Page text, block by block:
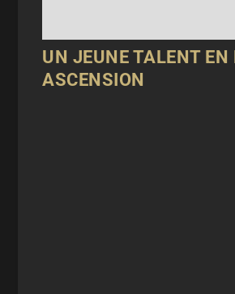
UN JEUNE TALENT EN
ASCENSION